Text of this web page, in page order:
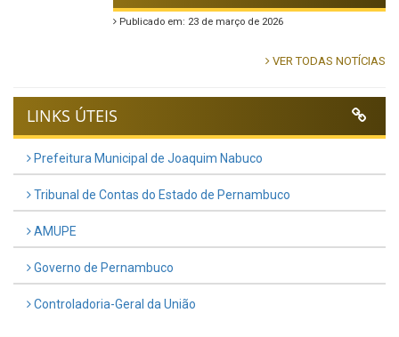
Publicado em: 23 de março de 2026
VER TODAS NOTÍCIAS
LINKS ÚTEIS
Prefeitura Municipal de Joaquim Nabuco
Tribunal de Contas do Estado de Pernambuco
AMUPE
Governo de Pernambuco
Controladoria-Geral da União